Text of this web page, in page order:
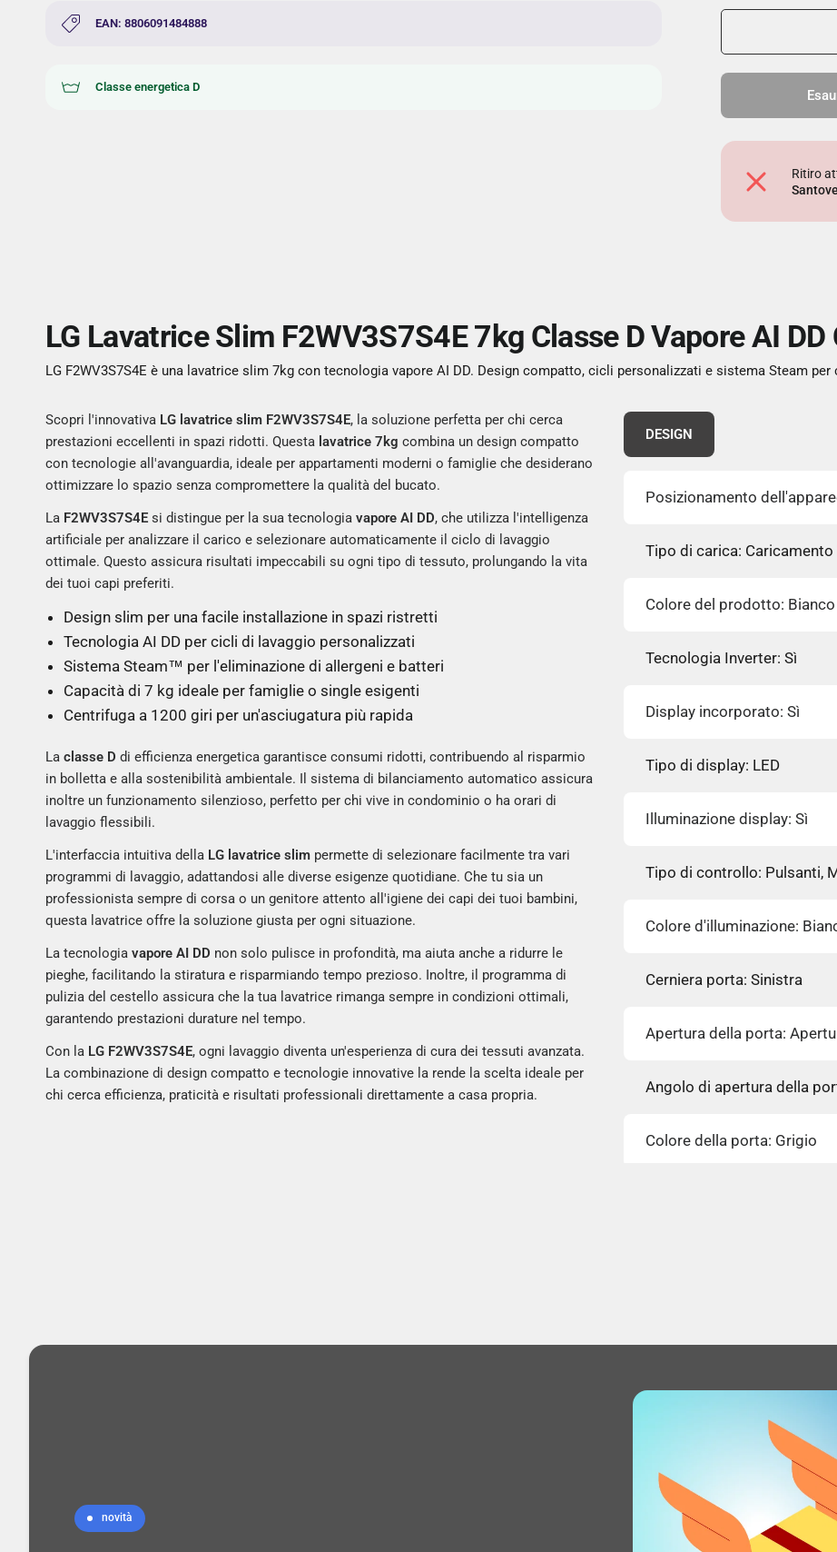
EAN: 8806091484888
Classe energetica D
Ritiro
LG Lavatrice Slim F2WV3S7S4E 7kg Classe D Vapore AI
LG F2WV3S7S4E è una lavatrice slim 7kg con tecnologia vapore AI DD. Design compatto, cicli personalizzati e sistema Steam
Scopri l'innovativa LG lavatrice slim F2WV3S7S4E, la soluzione perfetta per chi cerca
prestazioni eccellenti in spazi ridotti. Questa lavatrice 7kg combina un design compatto
con tecnologie all'avanguardia, ideale per appartamenti moderni o famiglie che desiderano
ottimizzare lo spazio senza compromettere la qualità del bucato.
La F2WV3S7S4E si distingue per la sua tecnologiavapore AI DD, che utilizza l'intelligenza
artificiale per analizzare il carico e selezionare automaticamente il ciclo di lavaggio
ottimale. Questo assicura risultati impeccabili su ogni tipo di tessuto, prolungando la vita
dei tuoi capi preferiti.
Design slim per una facile installazione in spazi ristretti
Tecnologia AI DD per cicli di lavaggio personalizzati
Sistema Steam™ per l'eliminazione di allergeni e batteri
Capacità di 7 kg ideale per famiglie o single esigenti
Centrifuga a 1200 giri per un'asciugatura più rapida
Laclasse D di efficienza energetica garantisce consumi ridotti, contribuendo al risparmio
in bolletta e alla sostenibilità ambientale. Il sistema di bilanciamento automatico assicura
inoltre un funzionamento silenzioso, perfetto per chi vive in condominio o ha orari di
lavaggio flessibili.
L'interfaccia intuitiva della LG lavatrice slim permette di selezionare facilmente tra vari
programmi di lavaggio, adattandosi alle diverse esigenze quotidiane. Che tu sia un
professionista sempre di corsa o un genitore attento all'igiene dei capi dei tuoi bambini,
questa lavatrice offre la soluzione giusta per ogni situazione.
La tecnologiavapore AI DD non solo pulisce in profondità, ma aiuta anche a ridurre le
pieghe, facilitando la stiratura e risparmiando tempo prezioso. Inoltre, il programma di
pulizia del cestello assicura che la tua lavatrice rimanga sempre in condizioni ottimali,
garantendo prestazioni durature nel tempo.
Con la LG F2WV3S7S4E, ogni lavaggio diventa un'esperienza di cura dei tessuti avanzata.
La combinazione di design compatto e tecnologie innovative la rende la scelta ideale per
chi cerca efficienza, praticità e risultati professionali direttamente a casa propria.
DESIGN
Posizionamento
Tipo di carica:
Colore del prodotto: Bianco
Tecnologia Inverter: Sì
Display incorporato: Sì
Tipo di display: LED
Illuminazione display: Sì
Tipo di controllo: Pulsanti,
Colore d'illuminazione:
Cerniera porta: Sinistra
Apertura della porta:
Angolo di apertura della
Colore della porta: Grigio
Capacità cestello: 7 kg
Velocità di centrifuga
Classe di efficienza della
novità